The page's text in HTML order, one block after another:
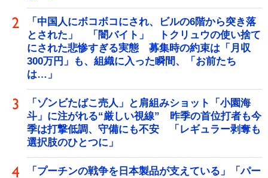
「中国人にボコボコにされ、ビルの6階から突き落
とされた」 「闇バイト」 トクリュウの使い捨て
にされた悲惨すぎる実態 募集時の約束は「月収
300万円」も、組織に入った瞬間、「お前たち
は…」
「ゾンビたばこ売人」と肩組みショット「小園海
斗」に注がれる“厳しい視線” 昨季の首位打者も今
季は打撃低調、守備にも不安 「レギュラー剥奪も
選択肢のひとつに」
「プーチンの戦争を日本製品が支えている」「パー